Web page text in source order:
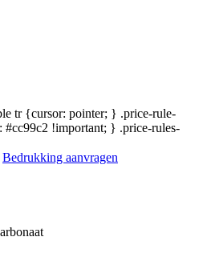
tr {cursor: pointer; } .price-rule-
!important; } .price-rules-
Bedrukking aanvragen